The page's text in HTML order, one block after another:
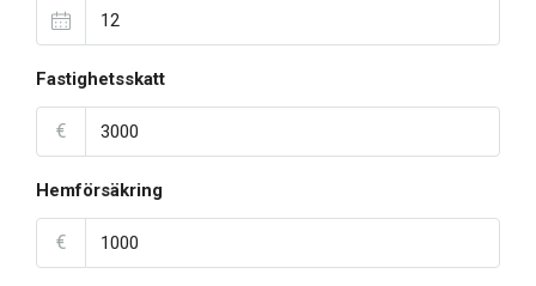
Fastighetsskatt
€
Hemförsäkring
€